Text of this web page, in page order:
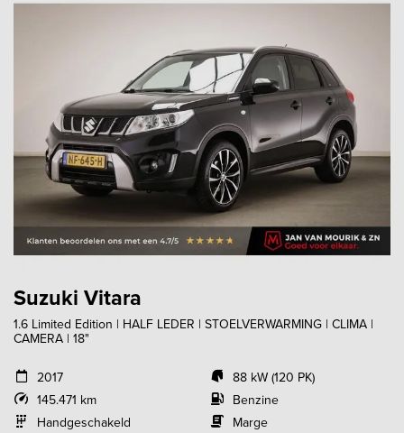
Suzuki Vitara
1.6 Limited Edition | HALF LEDER | STOELVERWARMING | CLIMA |
CAMERA | 18"
2017
145.471 km
Handgeschakeld
88 kW (120 PK)
Benzine
Marge